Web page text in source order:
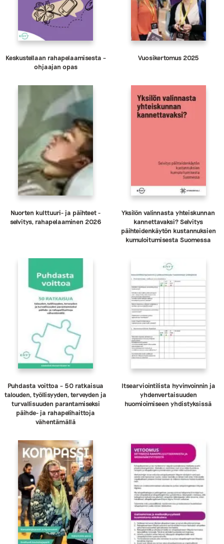
Keskustellaan rahapelaamisesta –
ohjaajan opas
Vuosikertomus 2025
Nuorten kulttuuri- ja päihteet -
selvitys, rahapelaaminen 2026
Yksilön valinnasta yhteiskunnan
kannettavaksi? Selvitys
päihteidenkäytön kustannuksien
kumuloitumisesta Suomessa
Puhdasta voittoa – 50 ratkaisua
talouden, työllisyyden, terveyden ja
turvallisuuden parantamiseksi
päihde- ja rahapelihaittoja
vähentämällä
Itsearviointilista hyvinvoinnin ja
yhdenvertaisuuden
huomioimiseen yhdistyksissä